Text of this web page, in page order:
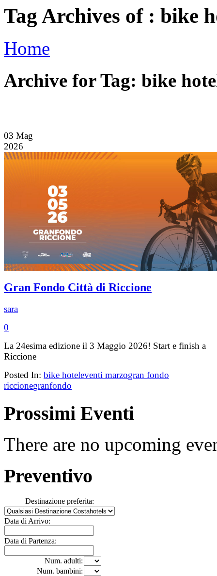
Tag Archives of : bike
Home
Archive for Tag: bike
03 Mag
2026
Gran Fondo Città di Riccione
sara
0
La 24esima edizione il 3 Maggio 2026! Start e finish a
Riccione
Posted In: bike hoteleventi marzogran fondo
riccionegranfondo
Prossimi Eventi
There are no upcoming
Preventivo
Destinazione preferita:
Data di Arrivo:
Data di Partenza:
Num. adulti:
Num. bambini: